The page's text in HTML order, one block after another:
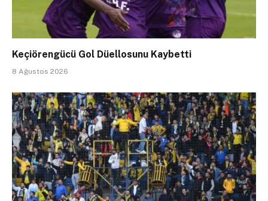
Keçiörengücü Gol Düellosunu Kaybetti
8 Ağustos 2026